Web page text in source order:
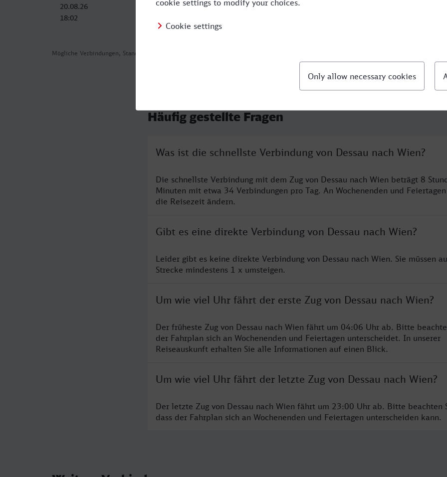
Mögliche Verbindungen, Stand: 2026-08-06 02:14
20.08.26
18:02
21.08.26
Häufig gestellte Fragen
Was ist die schnellste Verbindung von Dessau nach Wien?
Die schnellste Verbindung mit dem Zug von Dessau nach Wien beträgt 8
Minuten mit etwa 34 Verbindungen pro Tag. An Wochenenden und
die Reisezeit ändern.
Gibt es eine direkte Verbindung von Dessau nach Wien?
Leider gibt es keine direkte Verbindung von Dessau nach Wien. Sie müssen
Strecke mindestens 1 x umsteigen.
Um wie viel Uhr fährt der erste Zug von Dessau nach Wien?
Der früheste Zug von Dessau nach Wien fährt um 04:06 Uhr ab. Bitte
der Fahrplan sich an Wochenenden und Feiertagen unterscheidet. In unserer
Reiseauskunft erhalten Sie alle Informationen auf einen Blick.
Um wie viel Uhr fährt der letzte Zug von Dessau nach Wien?
Der letzte Zug von Dessau nach Wien fährt um 23:00 Uhr ab. Bitte beachten
dass der Fahrplan sich an Wochenenden und Feiertagen unterscheiden kann.